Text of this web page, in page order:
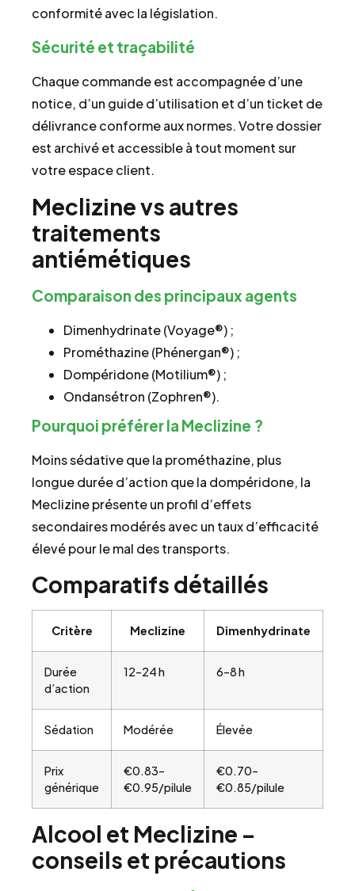
conformité avec la législation.
Sécurité et traçabilité
Chaque commande est accompagnée d’une
notice, d’un guide d’utilisation et d’un ticket de
délivrance conforme aux normes. Votre dossier
est archivé et accessible à tout moment sur
votre espace client.
Meclizine vs autres
traitements
antiémétiques
Comparaison des principaux agents
Dimenhydrinate (Voyage®) ;
Prométhazine (Phénergan®) ;
Dompéridone (Motilium®) ;
Ondansétron (Zophren®).
Pourquoi préférer la Meclizine ?
Moins sédative que la prométhazine, plus
longue durée d’action que la dompéridone, la
Meclizine présente un profil d’effets
secondaires modérés avec un taux d’efficacité
élevé pour le mal des transports.
Comparatifs détaillés
Critère Meclizine Dimenhydrinate
Durée
d’action
12–24 h 6–8 h
Sédation Modérée Élevée
Prix
générique
€0.83–
€0.95/pilule
€0.70–
€0.85/pilule
Alcool et Meclizine –
conseils et précautions